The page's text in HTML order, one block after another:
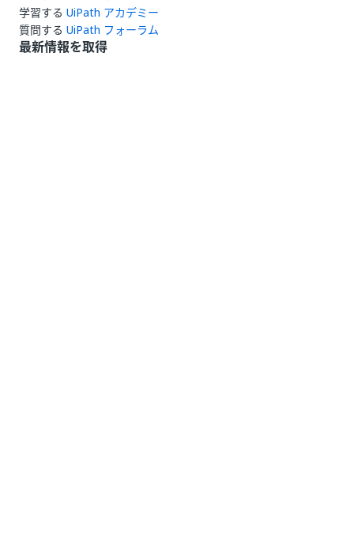
学習する UiPath アカデミー
質問する UiPath フォーラム
最新情報を取得